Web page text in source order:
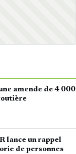
amende de 4 000
lance un rappel
de personnes